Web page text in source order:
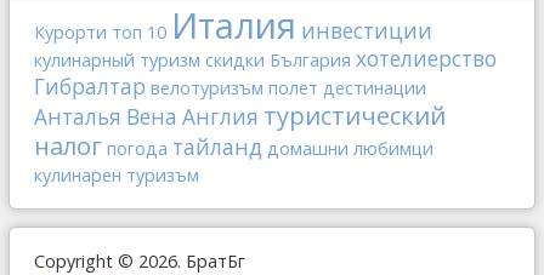
Курорти топ 10 Италия инвестиции
кулинарный туризм скидки България хотелиерство
Гибралтар велотуризъм полет дестинации
Анталья Вена Англия туристический
налог погода тайланд домашни любимци
кулинарен туризъм
Copyright © 2026. БратБг